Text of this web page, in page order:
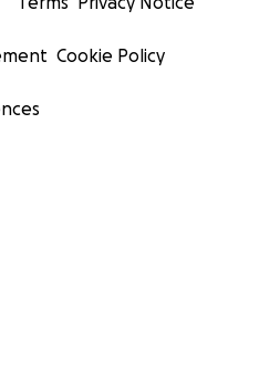
Cookie Policy